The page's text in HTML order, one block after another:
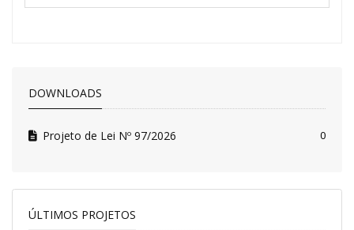
DOWNLOADS
Projeto de Lei Nº 97/2026 0
ÚLTIMOS PROJETOS